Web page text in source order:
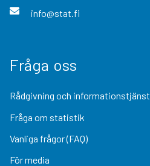
info@stat.fi
Fråga oss
Rådgivning och informationstjänst
Fråga om statistik
Vanliga frågor (FAQ)
För media